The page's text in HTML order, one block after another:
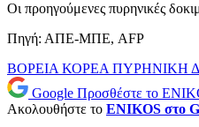
Οι προηγούμενες πυρηνικές
Πηγή: ΑΠΕ-ΜΠΕ, AFP
ΒΟΡΕΙΑ ΚΟΡΕΑ ΠΥΡΗΝΙΚΗ
Google Προσθέστε το
Ακολουθήστε το ENIKOS στο